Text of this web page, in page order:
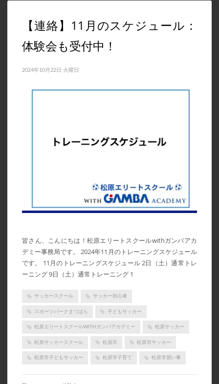
【連絡】11月のスケジュール：
体験会も受付中！
2024年10月22日 火曜日
皆さん、こんにちは！松原エリートスクールwithガンバアカ
デミー事務局です。 2024年11月のトレーニングスケジュール
です。 11月のトレーニングスケジュール 2日（土）通常トレ
ーニング 9日（土）通常トレーニング 1
サッカースクール サッカー初心者
スポーツパークまつばら 子どもサッカー
松原エリートスクールWITHガンバアカデミー 松原サッカー
松原サッカースクール 松原市 松原市サッカー
松原市子どもサッカー 松原市子育て 松原市習い事